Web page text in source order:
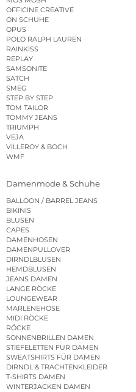
OFFICINE CREATIVE
ON SCHUHE
OPUS
POLO RALPH LAUREN
RAINKISS
REPLAY
SAMSONITE
SATCH
SMEG
STEP BY STEP
TOM TAILOR
TOMMY JEANS
TRIUMPH
VEJA
VILLEROY & BOCH
WMF
Damenmode & Schuhe
BALLOON / BARREL JEANS
BIKINIS
BLUSEN
CAPES
DAMENHOSEN
DAMENPULLOVER
DIRNDLBLUSEN
HEMDBLUSEN
JEANS DAMEN
LANGE RÖCKE
LOUNGEWEAR
MARLENEHOSE
MIDI RÖCKE
RÖCKE
SONNENBRILLEN DAMEN
STIEFELETTEN FÜR DAMEN
SWEATSHIRTS FÜR DAMEN
DIRNDL & TRACHTENKLEIDER
T-SHIRTS DAMEN
WINTERJACKEN DAMEN